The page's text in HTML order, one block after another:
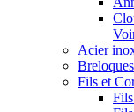
Acier
Fils et